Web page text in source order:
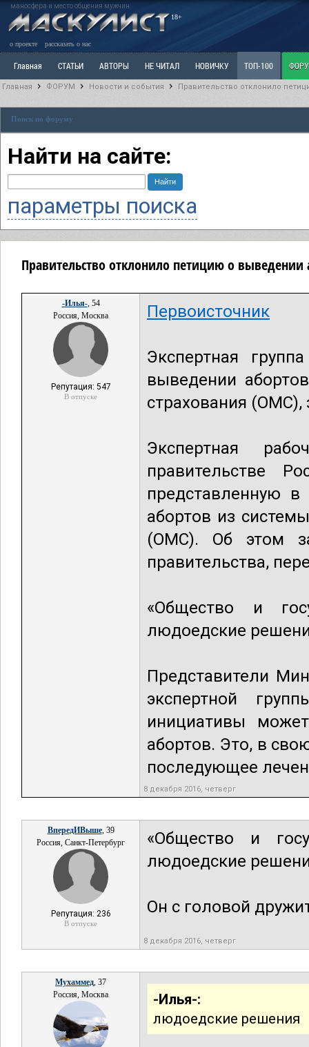
маносфера и место общения мужчин
18+
о проекте рассказать о нас
Главная СТАТЬИ АВТОРЫ НЕ ЧИТАЛ НОВИЧКУ ТОП-100
Ветка: Наболевшее. Выскажись!
РАЗДЕЛ: Разное
Главная ФОРУМ Новости и события Правительство отклонило
Поиск по форуму
Найти на сайте:
параметры поиска
Правительство отклонило петицию о
-Илья-, 54
Россия, Москва
Репутация: 547
В отпуске
Первоисточник
Экспертная
выведении
страхования
Экспертная
правительстве
представленную
абортов из
(ОМС). Об этом
правительства,
«Общество и
людоедские
Представители
экспертной
инициативы
абортов. Это, в
последующее
8 декабря 2016, четверг
ВпередИВыше, 39
Россия, Санкт-Петербург
Репутация: 236
В отпуске
«Общество и
людоедские
Он с головой
8 декабря 2016, четверг
Мухаммед, 37
Россия, Москва
-Илья-:
людоедские решения